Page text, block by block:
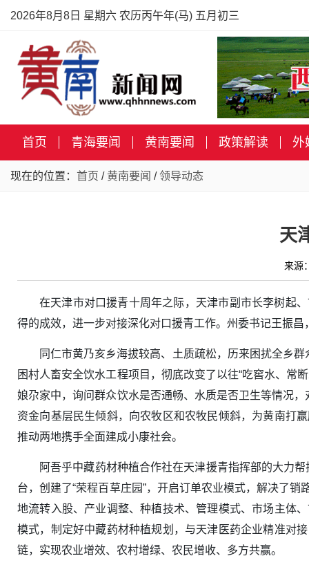
2026年8月8日 星期六 农历丙午年(马) 五月初三
首页 青海要闻 黄南要闻 政策解读 外
现在的位置： 首页 / 黄南要闻 /领导动态
天
来源
在天津市对口援青十周年之际，天津市副市长李树起
得的成效，进一步对接深化对口援青工作。州委书记王振
同仁市黄乃亥乡海拔较高、土质疏松，历来困扰全乡
困村人畜安全饮水工程项目，彻底改变了以往“吃窖水、常
娘尕家中，询问群众饮水是否通畅、水质是否卫生等情况
资金向基层民生倾斜，向农牧区和农牧民倾斜，为黄南打
推动两地携手全面建成小康社会。
阿吾乎中藏药材种植合作社在天津援青指挥部的大力
台，创建了“荣程百草庄园”，开启订单农业模式，解决了
地流转入股、产业调整、种植技术、管理模式、市场主体
模式，制定好中藏药材种植规划，与天津医药企业精准对
链，实现农业增效、农村增绿、农民增收、多方共赢。